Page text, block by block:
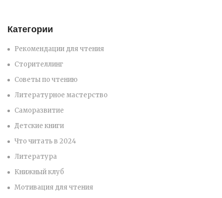
Категории
Рекомендации для чтения
Сторителлинг
Советы по чтению
Литературное мастерство
Саморазвитие
Детские книги
Что читать в 2024
Литература
Книжный клуб
Мотивация для чтения